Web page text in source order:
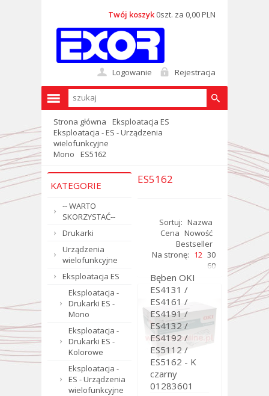
Logowanie Rejestracja
Twój koszyk 0szt. za 0,00 PLN
Strona główna
Eksploatacja ES
Eksploatacja - ES - Urządzenia
wielofunkcyjne
Mono
ES5162
KATEGORIE
-- WARTO
SKORZYSTAĆ--
Drukarki
Urządzenia
wielofunkcyjne
Eksploatacja ES
Eksploatacja -
Drukarki ES -
Mono
Eksploatacja -
Drukarki ES -
Kolorowe
Eksploatacja -
ES - Urządzenia
wielofunkcyjne
ES5162
Sortuj: Nazwa
Cena Nowość
Bestseller
Na stronę: 12 30
60
Bęben OKI
ES4131 /
ES4161 /
ES4191 /
ES4132 /
ES4192 /
ES5112 /
ES5162 - K
czarny
01283601